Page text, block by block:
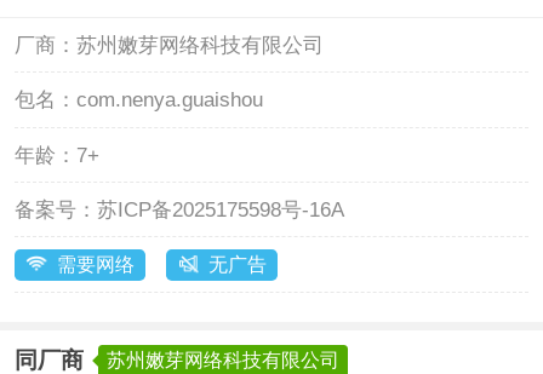
厂商： 苏州嫩芽网络科技有限公司
包名： com.nenya.guaishou
年龄： 7+
备案号： 苏ICP备2025175598号-16A
需要网络 无广告
同厂商 苏州嫩芽网络科技有限公司